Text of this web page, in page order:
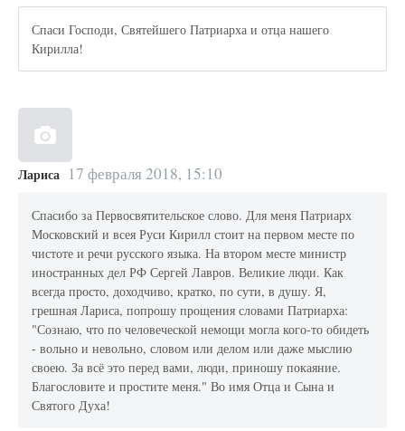
Спаси Господи, Святейшего Патриарха и отца нашего
Кирилла!
Лариса 17 февраля 2018, 15:10
Спасибо за Первосвятительское слово. Для меня Патриарх
Московский и всея Руси Кирилл стоит на первом месте по
чистоте и речи русского языка. На втором месте министр
иностранных дел РФ Сергей Лавров. Великие люди. Как
всегда просто, доходчиво, кратко, по сути, в душу. Я,
грешная Лариса, попрошу прощения словами Патриарха:
"Сознаю, что по человеческой немощи могла кого-то обидеть
- вольно и невольно, словом или делом или даже мыслию
своею. За всё это перед вами, люди, приношу покаяние.
Благословите и простите меня." Во имя Отца и Сына и
Святого Духа!